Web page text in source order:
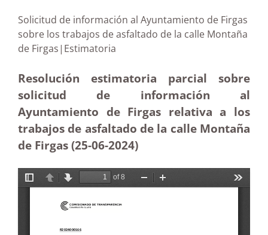
Solicitud de información al Ayuntamiento de Firgas
sobre los trabajos de asfaltado de la calle Montaña
de Firgas|Estimatoria
Resolución estimatoria parcial sobre
solicitud de información al
Ayuntamiento de Firgas relativa a los
trabajos de asfaltado de la calle Montaña
de Firgas (25-06-2024)